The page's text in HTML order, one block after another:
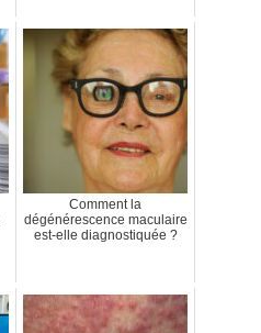
Comment la
dégénérescence maculaire
est-elle diagnostiquée ?